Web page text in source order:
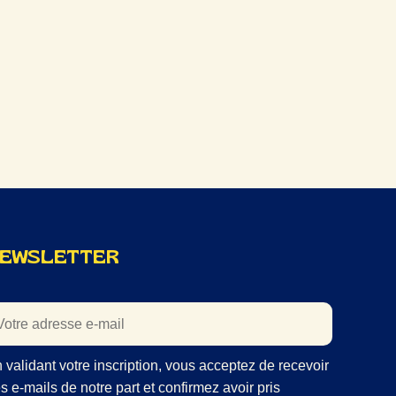
validant votre inscription, vous acceptez de recevoir
e-mails de notre part et confirmez avoir pris